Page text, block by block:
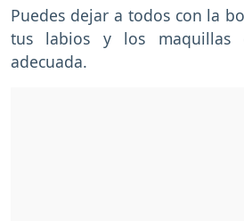
Puedes dejar a todos con la
tus labios y los maquillas
adecuada.